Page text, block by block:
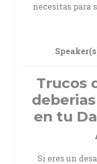
necesitas para
Trucos
en tu
Si eres un